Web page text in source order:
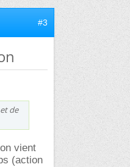
#3
de
vient
(action